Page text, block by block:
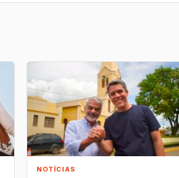
NOTÍCIAS